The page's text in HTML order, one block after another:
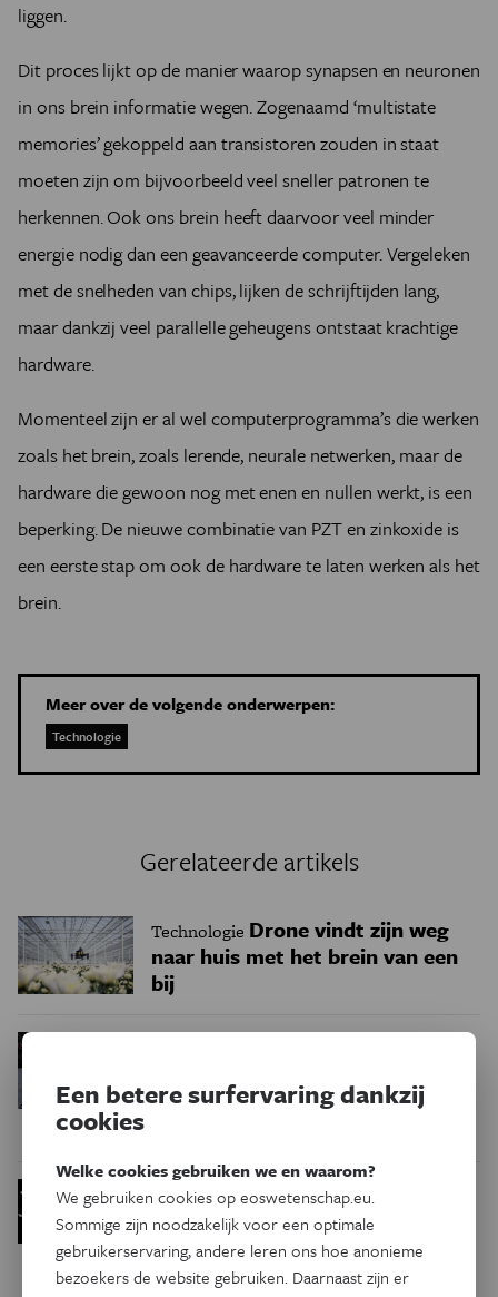
liggen.
Dit proces lijkt op de manier waarop synapsen en neuronen
in ons brein informatie wegen. Zogenaamd ‘multistate
memories’ gekoppeld aan transistoren zouden in staat
moeten zijn om bijvoorbeeld veel sneller patronen te
herkennen. Ook ons brein heeft daarvoor veel minder
energie nodig dan een geavanceerde computer. Vergeleken
met de snelheden van chips, lijken de schrijftijden lang,
maar dankzij veel parallelle geheugens ontstaat krachtige
hardware.
Momenteel zijn er al wel computerprogramma’s die werken
zoals het brein, zoals lerende, neurale netwerken, maar de
hardware die gewoon nog met enen en nullen werkt, is een
beperking. De nieuwe combinatie van PZT en zinkoxide is
een eerste stap om ook de hardware te laten werken als het
brein.
Meer over de volgende onderwerpen:
Technologie
Gerelateerde artikels
Technologie Drone vindt zijn weg
naar huis met het brein van een
bij
de tablet. Waarom een kleine
vertaalfout grote gevolgen kan
TechnologieDeze nieuwe drone
beweegt als een vliegende
eekhoorn
Een betere surfervaring dankzij
cookies
Welke cookies gebruiken we en waarom?
We gebruiken cookies op eoswetenschap.eu.
Sommige zijn noodzakelijk voor een optimale
gebruikerservaring, andere leren ons hoe anonieme
bezoekers de website gebruiken. Daarnaast zijn er